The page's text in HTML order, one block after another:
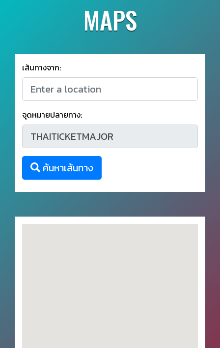
MAPS
เส้นทางจาก:
จุดหมายปลายทาง:
ค้นหาเส้นทาง